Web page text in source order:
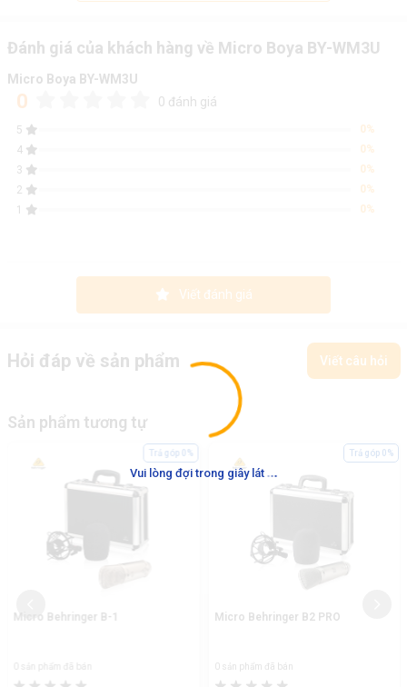
Vui lòng đợi trong giây lát ...
Đánh giá của khách hàng về Micro Boya BY-WM3U
Micro Boya BY-WM3U
0 0 đánh giá
5
0%
4
0%
3
0%
2
0%
1
0%
Viết đánh giá
Hỏi đáp về sản phẩm Viết câu hỏi
Sản phẩm tương tự
Micro Behringer B-1
0 sản phẩm đã bán
Trả góp 0%
Micro Behringer B2 PRO
0 sản phẩm đã bán
Trả góp 0%